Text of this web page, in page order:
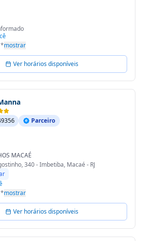
mostrar
Ver horários disponíveis
Parceiro
MACAÉ
340 - Imbetiba, Macaé - RJ
mostrar
Ver horários disponíveis